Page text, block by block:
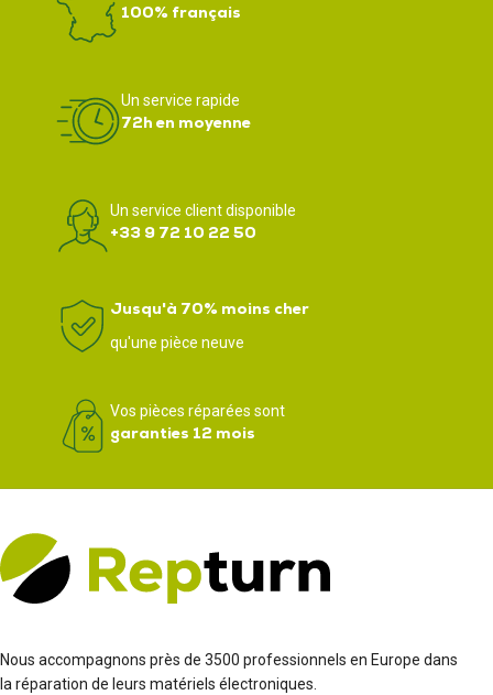
100% français
Un service rapide
72h en moyenne
Un service client disponible
+33 9 72 10 22 50
Jusqu'à 70% moins cher
qu'une pièce neuve
Vos pièces réparées sont
garanties 12 mois
Nous accompagnons près de 3500 professionnels en Europe dans
la réparation de leurs matériels électroniques.